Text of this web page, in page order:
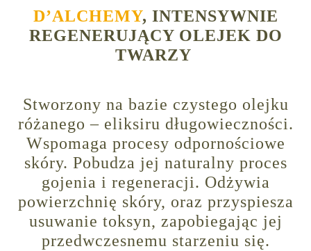
D’ALCHEMY, INTENSYWNIE
REGENERUJĄCY OLEJEK DO
TWARZY
Stworzony na bazie czystego olejku
różanego – eliksiru długowieczności.
Wspomaga procesy odpornościowe
skóry. Pobudza jej naturalny proces
gojenia i regeneracji. Odżywia
powierzchnię skóry, oraz przyspiesza
usuwanie toksyn, zapobiegając jej
przedwczesnemu starzeniu się.